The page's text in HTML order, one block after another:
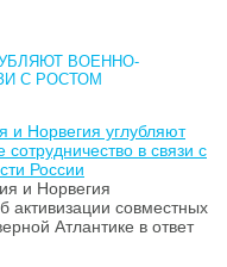
ВОЕННО-
С РОСТОМ
и Норвегия углубляют
сотрудничество в связи с
России
и Норвегия
активизации совместных
Атлантике в ответ